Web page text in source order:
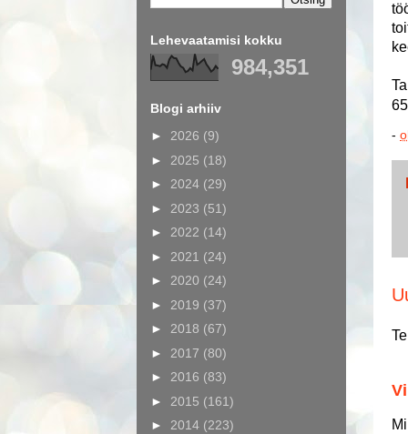
-
Lehevaatamisi kokku
984,351
Blogi arhiiv
► 2026 (9)
► 2025 (18)
► 2024 (29)
► 2023 (51)
► 2022 (14)
► 2021 (24)
► 2020 (24)
► 2019 (37)
► 2018 (67)
► 2017 (80)
► 2016 (83)
► 2015 (161)
► 2014 (223)